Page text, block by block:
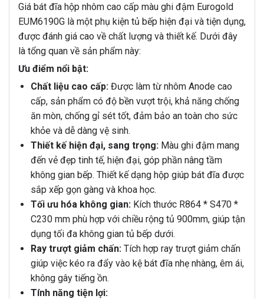
Giá bát đĩa hộp nhôm cao cấp màu ghi đậm Eurogold
EUM6190G là một phụ kiện tủ bếp hiện đại và tiện dụng,
được đánh giá cao về chất lượng và thiết kế. Dưới đây
là tổng quan về sản phẩm này:
Ưu điểm nổi bật:
Chất liệu cao cấp:Được làm từ nhôm Anode cao
cấp, sản phẩm có độ bền vượt trội, khả năng chống
ăn mòn, chống gỉ sét tốt, đảm bảo an toàn cho sức
khỏe và dễ dàng vệ sinh.
Thiết kế hiện đại, sang trọng:Màu ghi đậm mang
đến vẻ đẹp tinh tế, hiện đại, góp phần nâng tầm
không gian bếp. Thiết kế dạng hộp giúp bát đĩa được
sắp xếp gọn gàng và khoa học.
Tối ưu hóa không gian:Kích thước R864 * S470 *
C230 mm phù hợp với chiều rộng tủ 900mm, giúp tận
dụng tối đa không gian tủ bếp dưới.
Ray trượt giảm chấn:Tích hợp ray trượt giảm chấn
giúp việc kéo ra đẩy vào kệ bát đĩa nhẹ nhàng, êm ái,
không gây tiếng ồn.
Tính năng tiện lợi: